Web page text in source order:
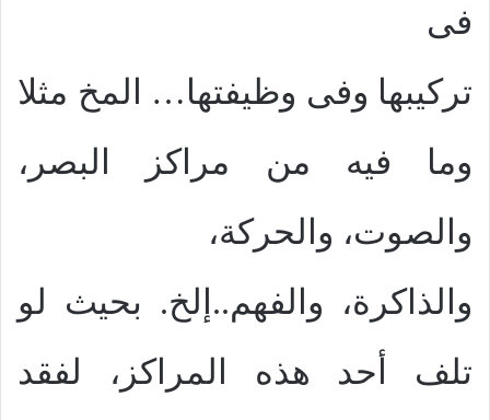
فى
تركيبها وفى وظيفتها… المخ مثلا
وما فيه من مراكز البصر،
والصوت، والحركة،
والذاكرة، والفهم..إلخ. بحيث لو
تلف أحد هذه المراكز، لفقد